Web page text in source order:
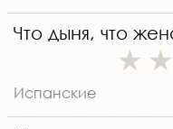
Что дыня, что
Испанские